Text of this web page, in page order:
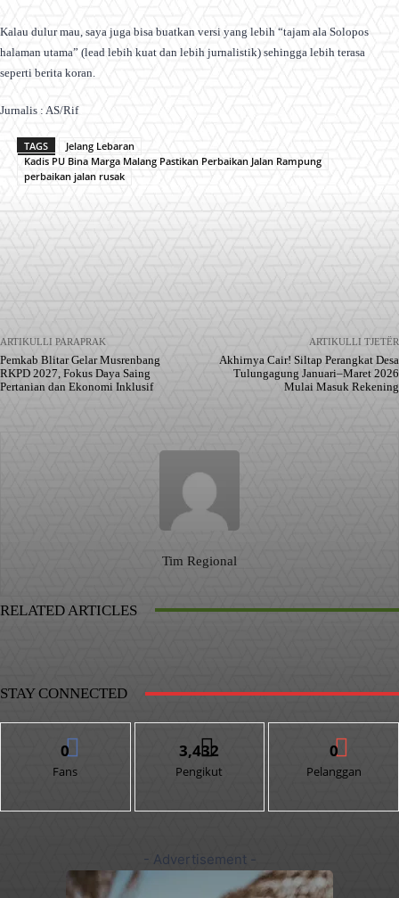
Kalau dulur mau, saya juga bisa buatkan versi yang lebih “tajam ala Solopos
halaman utama” (lead lebih kuat dan lebih jurnalistik) sehingga lebih terasa
seperti berita koran.
Jurnalis : AS/Rif
TAGS
Jelang Lebaran
Kadis PU Bina Marga Malang Pastikan Perbaikan Jalan Rampung
perbaikan jalan rusak
ARTIKULLI PARAPRAK
Pemkab Blitar Gelar Musrenbang
RKPD 2027, Fokus Daya Saing
Pertanian dan Ekonomi Inklusif
ARTIKULLI TJETËR
Akhirnya Cair! Siltap Perangkat Desa
Tulungagung Januari–Maret 2026
Mulai Masuk Rekening
Tim Regional
RELATED ARTICLES
STAY CONNECTED
0
Fans
3,432
Pengikut
0
Pelanggan
- Advertisement -